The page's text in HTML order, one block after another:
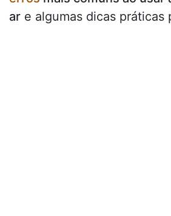
ar e algumas dicas práticas